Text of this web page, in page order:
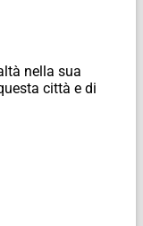
nella sua
città e di